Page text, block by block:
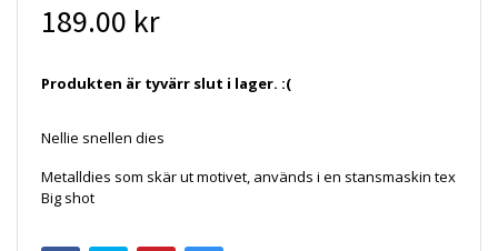
189.00 kr
Produkten är tyvärr slut i lager. :(
Nellie snellen dies
Metalldies som skär ut motivet, används i en stansmaskin tex
Big shot